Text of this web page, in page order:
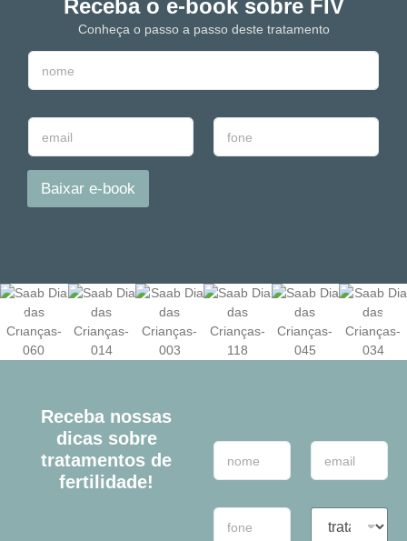
Receba o e-book sobre FIV
Conheça o passo a passo deste tratamento
N
m
E
m
a
l
T
l
Baixar e-book
Receba nossas
dicas sobre
tratamentos de
fertilidade!
N
m
E
m
T
T